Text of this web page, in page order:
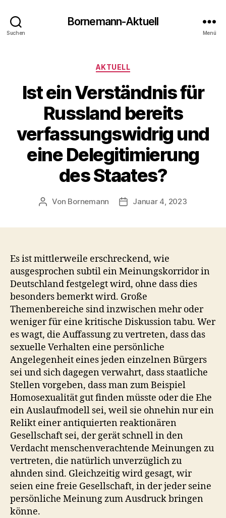
Suchen
Bornemann-Aktuell
Menü
Kategorien
AKTUELL
Ist ein Verständnis für
Russland bereits
verfassungswidrig und
eine Delegitimierung
des Staates?
Beitragsautor
Von Bornemann Veröffentlichungsdatum
Januar 4, 2023
Es ist mittlerweile erschreckend, wie
ausgesprochen subtil ein Meinungskorridor in
Deutschland festgelegt wird, ohne dass dies
besonders bemerkt wird. Große
Themenbereiche sind inzwischen mehr oder
weniger für eine kritische Diskussion tabu. Wer
es wagt, die Auffassung zu vertreten, dass das
sexuelle Verhalten eine persönliche
Angelegenheit eines jeden einzelnen Bürgers
sei und sich dagegen verwahrt, dass staatliche
Stellen vorgeben, dass man zum Beispiel
Homosexualität gut finden müsste oder die Ehe
ein Auslaufmodell sei, weil sie ohnehin nur ein
Relikt einer antiquierten reaktionären
Gesellschaft sei, der gerät schnell in den
Verdacht menschenverachtende Meinungen zu
vertreten, die natürlich unverzüglich zu
ahnden sind. Gleichzeitig wird gesagt, wir
seien eine freie Gesellschaft, in der jeder seine
persönliche Meinung zum Ausdruck bringen
könne.